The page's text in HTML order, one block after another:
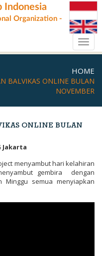
Indonesia
Organization -
HOME
BALVIKAS ONLINE BULAN
NOVEMBER
ONLINE BULAN
Jakarta
menyambut hari kelahiran
gembira dengan
Minggu semua menyiapkan